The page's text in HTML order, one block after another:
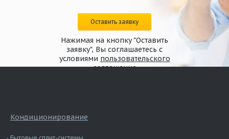
Оставить заявку
Нажимая на кнопку "Оставить
заявку", Вы соглашаетесь с
условиями пользовательского
соглашения
Кондиционирование